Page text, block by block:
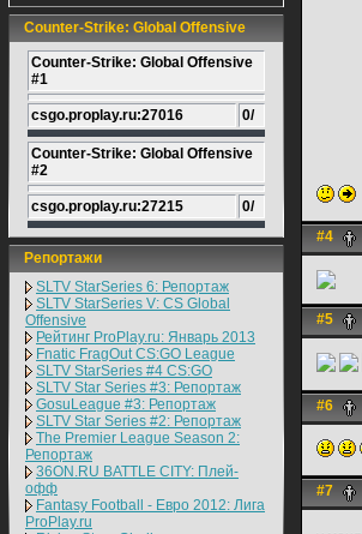
Counter-Strike: Global Offensive
Counter-Strike: Global Offensive
#1
csgo.proplay.ru:27016 0/
Counter-Strike: Global Offensive
#2
csgo.proplay.ru:27215 0/
Репортажи
SLTV StarSeries 6: Репортаж
SLTV StarSeries V: CS Global
Offensive
Рейтинг ProPlay.ru: Январь 2013
Fnatic FragOut CS:GO League
SLTV StarSeries #4 CS:GO
SLTV Star Series #3: Репортаж
GosuLeague #3: Репортаж
SLTV Star Series #2: Репортаж
The Premier League Season 2:
Репортаж
36ON.RU BATTLE CITY: Плей-
офф
Fantasy Football - Евро 2012: Лига
ProPlay.ru
#4
#5
#6
#7